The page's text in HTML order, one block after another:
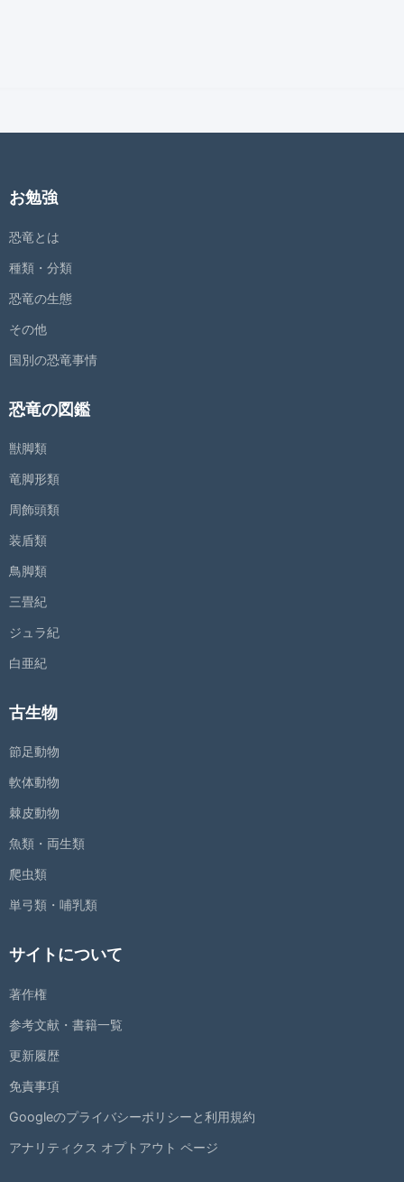
お勉強
恐竜とは
種類・分類
恐竜の生態
その他
国別の恐竜事情
恐竜の図鑑
獣脚類
竜脚形類
周飾頭類
装盾類
鳥脚類
三畳紀
ジュラ紀
白亜紀
古生物
節足動物
軟体動物
棘皮動物
魚類・両生類
爬虫類
単弓類・哺乳類
サイトについて
著作権
参考文献・書籍一覧
更新履歴
免責事項
Googleのプライバシーポリシーと利用規約
アナリティクス オプトアウト ページ